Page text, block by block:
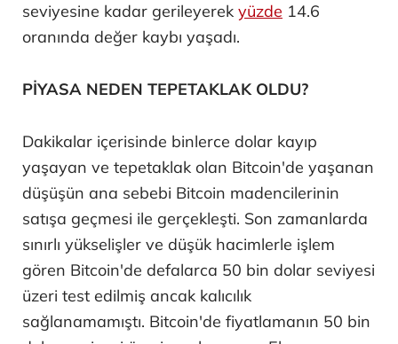
seviyesine kadar gerileyerek yüzde 14.6
oranında değer kaybı yaşadı.
PİYASA NEDEN TEPETAKLAK OLDU?
Dakikalar içerisinde binlerce dolar kayıp
yaşayan ve tepetaklak olan Bitcoin'de yaşanan
düşüşün ana sebebi Bitcoin madencilerinin
satışa geçmesi ile gerçekleşti. Son zamanlarda
sınırlı yükselişler ve düşük hacimlerle işlem
gören Bitcoin'de defalarca 50 bin dolar seviyesi
üzeri test edilmiş ancak kalıcılık
sağlanamamıştı. Bitcoin'de fiyatlamanın 50 bin